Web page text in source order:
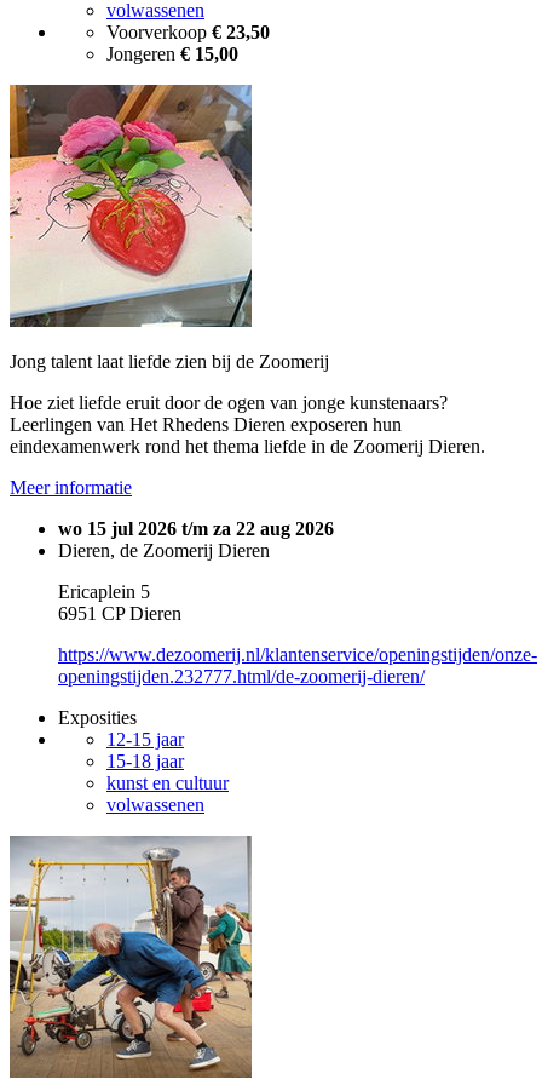
volwassenen
Voorverkoop € 23,50
Jongeren € 15,00
Jong talent laat liefde zien bij de Zoomerij
Hoe ziet liefde eruit door de ogen van jonge kunstenaars?
Leerlingen van Het Rhedens Dieren exposeren hun
eindexamenwerk rond het thema liefde in de Zoomerij Dieren.
Meer informatie
wo 15 jul 2026 t/m za 22 aug 2026
Dieren, de Zoomerij Dieren
Ericaplein 5
6951 CP Dieren
https://www.dezoomerij.nl/klantenservice/openingstijden/onze-
openingstijden.232777.html/de-zoomerij-dieren/
Exposities
12-15 jaar
15-18 jaar
kunst en cultuur
volwassenen